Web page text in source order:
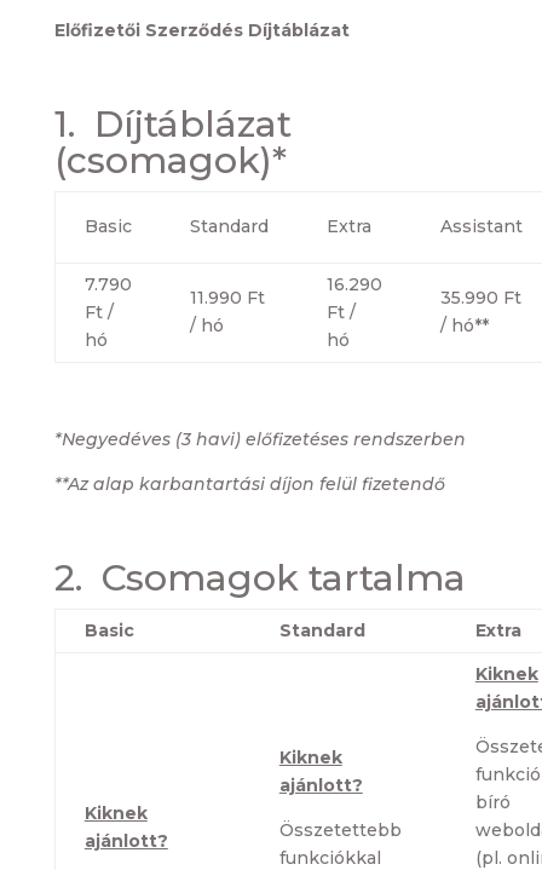
Előfizetői Szerződés Díjtáblázat
1. Díjtáblázat
(csomagok)*
Basic Standard Extra Assistant
7.790
Ft /
hó
11.990 Ft
/ hó
16.290
Ft /
hó
35.990 Ft
/ hó**
*Negyedéves (3 havi) előfizetéses rendszerben
**Az alap karbantartási díjon felül fizetendő
2. Csomagok tartalma
Basic Standard Extra
Kiknek
ajánlott?
Kiknek
ajánlott?
Összetettebb
funkciókkal
Kiknek
bíró
(pl.